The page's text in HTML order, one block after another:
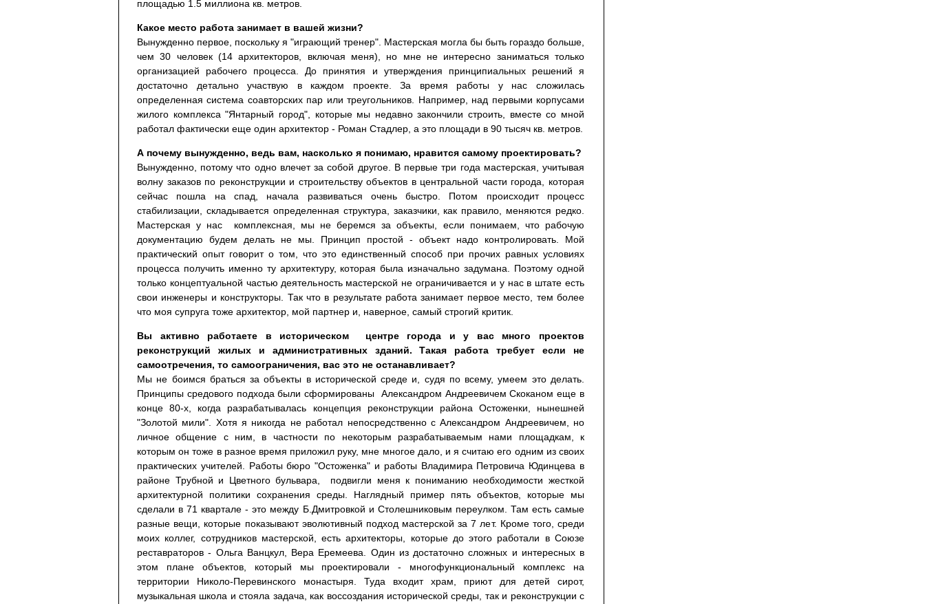
площадью 1.5 миллиона кв. метров.
Какое место работа занимает в вашей жизни?
Вынужденно первое, поскольку я "играющий тренер". Мастерская могла бы быть гораздо больше,
чем 30 человек (14 архитекторов, включая меня), но мне не интересно заниматься только
организацией рабочего процесса. До принятия и утверждения принципиальных решений я
достаточно детально участвую в каждом проекте. За время работы у нас сложилась
определенная система соавторских пар или треугольников. Например, над первыми корпусами
жилого комплекса "Янтарный город", которые мы недавно закончили строить, вместе со мной
работал фактически еще один архитектор - Роман Стадлер, а это площади в 90 тысяч кв. метров.
А почему вынужденно, ведь вам, насколько я понимаю, нравится самому проектировать?
Вынужденно, потому что одно влечет за собой другое. В первые три года мастерская, учитывая
волну заказов по реконструкции и строительству объектов в центральной части города, которая
сейчас пошла на спад, начала развиваться очень быстро. Потом происходит процесс
стабилизации, складывается определенная структура, заказчики, как правило, меняются редко.
Мастерская у нас комплексная, мы не беремся за объекты, если понимаем, что рабочую
документацию будем делать не мы. Принцип простой - объект надо контролировать. Мой
практический опыт говорит о том, что это единственный способ при прочих равных условиях
процесса получить именно ту архитектуру, которая была изначально задумана. Поэтому одной
только концептуальной частью деятельность мастерской не ограничивается и у нас в штате есть
свои инженеры и конструкторы. Так что в результате работа занимает первое место, тем более
что моя супруга тоже архитектор, мой партнер и, наверное, самый строгий критик.
Вы активно работаете в историческом центре города и у вас много проектов
реконструкций жилых и административных зданий. Такая работа требует если не
самоотречения, то самоограничения, вас это не останавливает?
Мы не боимся браться за объекты в исторической среде и, судя по всему, умеем это делать.
Принципы средового подхода были сформированы Александром Андреевичем Скоканом еще в
конце 80-х, когда разрабатывалась концепция реконструкции района Остоженки, нынешней
"Золотой мили". Хотя я никогда не работал непосредственно с Александром Андреевичем, но
личное общение с ним, в частности по некоторым разрабатываемым нами площадкам, к
которым он тоже в разное время приложил руку, мне многое дало, и я считаю его одним из своих
практических учителей. Работы бюро "Остоженка" и работы Владимира Петровича Юдинцева в
районе Трубной и Цветного бульвара, подвигли меня к пониманию необходимости жесткой
архитектурной политики сохранения среды. Наглядный пример пять объектов, которые мы
сделали в 71 квартале - это между Б.Дмитровкой и Столешниковым переулком. Там есть самые
разные вещи, которые показывают эволютивный подход мастерской за 7 лет. Кроме того, среди
моих коллег, сотрудников мастерской, есть архитекторы, которые до этого работали в Союзе
реставраторов - Ольга Ванцкул, Вера Еремеева. Один из достаточно сложных и интересных в
этом плане объектов, который мы проектировали - многофункциональный комплекс на
территории Николо-Перевинского монастыря. Туда входит храм, приют для детей сирот,
музыкальная школа и стояла задача, как воссоздания исторической среды, так и реконструкции с